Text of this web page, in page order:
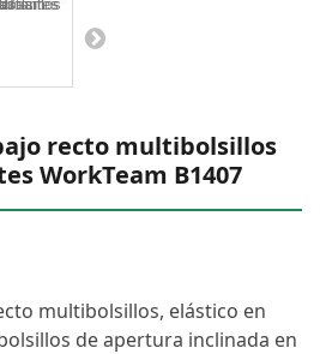
recto multibolsillos
WorkTeam B1407
multibolsillos, elástico en
de apertura inclinada en